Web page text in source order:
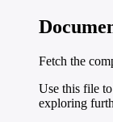
Fetch the
Use this file
exploring